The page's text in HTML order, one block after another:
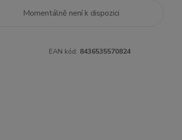
Momentálně není k dispozici
EAN kód: 8436535570824